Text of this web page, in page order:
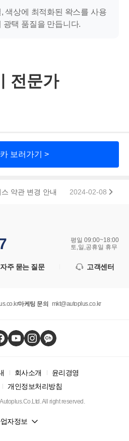
색상에 최적화된 왁스를 사용
광택 품질을 만듭니다.
전문가
보러가기 >
약관 변경 안내 2024-02-08
평일 09:00~18:00
토,일,공휴일 휴무
자주 묻는 질문 고객센터
마케팅 문의 mkt@autoplus.co.kr
회사소개
윤리경영
개인정보처리방침
All right reserved.
자정보